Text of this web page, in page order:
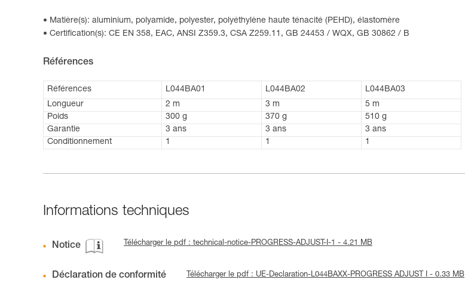
Matière(s): aluminium, polyamide, polyester, polyéthylène haute ténacité (PEHD), élastomère
Certification(s): CE EN 358, EAC, ANSI Z359.3, CSA Z259.11, GB 24453 / WQX, GB 30862 / B
Références
Références L044BA01 L044BA02
L044BA03
Longueur
2 m 3 m
5 m
Poids
300 g 370 g
510 g
Garantie
3 ans 3 ans
3 ans
Conditionnement
1 1 1
Informations techniques
Notice Télécharger le pdf : technical-notice-PROGRESS-ADJUST-I-1 - 4.21 MB
Déclaration de conformité Télécharger le pdf : UE-Declaration-L044BAXX-PROGRESS ADJUST I - 0.33 MB